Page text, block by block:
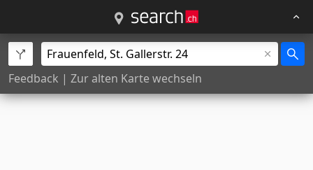
Feedback | Zur alten Karte wechseln